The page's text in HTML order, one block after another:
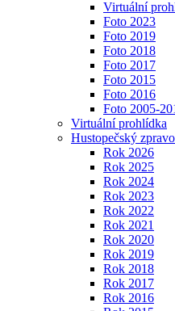
Virtuální
Foto 2023
Foto 2019
Foto 2018
Foto 2017
Foto 2015
Foto 2016
Foto 2005-
Virtuální prohlídka
Hustopečský
Rok 2026
Rok 2025
Rok 2024
Rok 2023
Rok 2022
Rok 2021
Rok 2020
Rok 2019
Rok 2018
Rok 2017
Rok 2016